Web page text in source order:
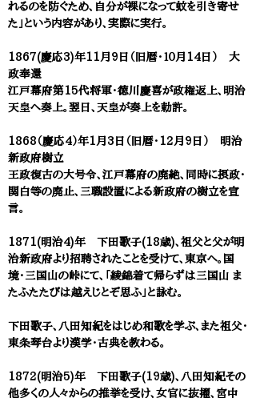
れるのを防ぐため、自分が裸になって蚊を引き寄せ
た」という内容があり、実際に実行。
1867(慶応3)年11月9日（旧暦・１０月14日） 大
政奉還
江戸幕府第15代将軍・徳川慶喜が政権返上、明治
天皇へ奏上。翌日、天皇が奏上を勅許。
1868（慶応4）年1月3日（旧暦・12月9日） 明治
新政府樹立
王政復古の大号令、江戸幕府の廃絶、同時に摂政・
関白等の廃止、三職設置による新政府の樹立を宣
言。
1871(明治4)年 下田歌子(18歳)、祖父と父が明
治新政府より招聘されたことを受けて、東京へ。国
境・三国山の峠にて、「綾錦着て帰らずは三国山 ま
たふたたびは越えじとぞ思ふ」と詠む。
下田歌子、八田知紀をはじめ和歌を学ぶ、また祖父・
東条琴台より漢学・古典を教わる。
1872(明治5)年 下田歌子(19歳)、八田知紀その
他多くの人々からの推挙を受け、女官に抜擢、宮中